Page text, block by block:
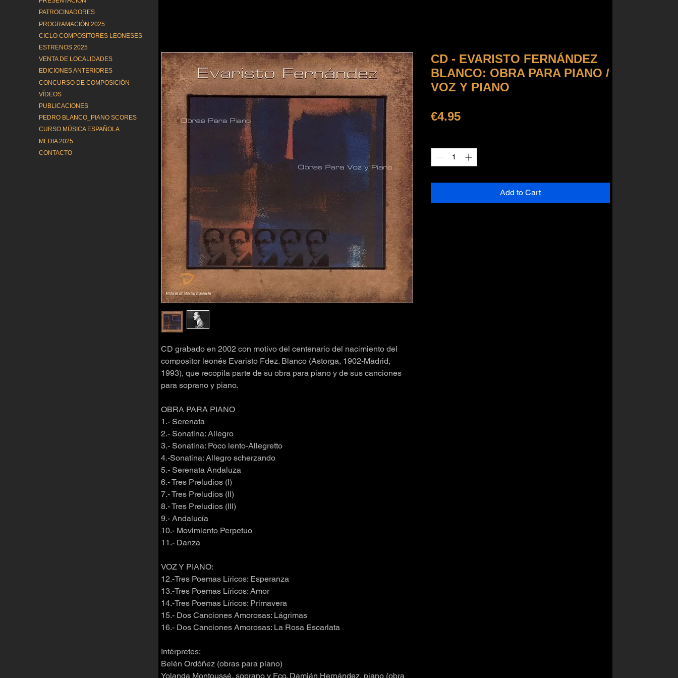
CD grabado en 2002 con motivo del centenario del nacimiento del
compositor leonés Evaristo Fdez. Blanco (Astorga, 1902-Madrid,
1993), que recopila parte de su obra para piano y de sus canciones
para soprano y piano.
OBRA PARA PIANO
1.- Serenata
2.- Sonatina: Allegro
3.- Sonatina: Poco lento-Allegretto
4.-Sonatina: Allegro scherzando
5.- Serenata Andaluza
6.- Tres Preludios (I)
7.- Tres Preludios (II)
8.- Tres Preludios (III)
9.- Andalucía
10.- Movimiento Perpetuo
11.- Danza
VOZ Y PIANO:
12.-Tres Poemas Líricos: Esperanza
13.-Tres Poemas Líricos: Amor
14.-Tres Poemas Líricos: Primavera
15.- Dos Canciones Amorosas: Lágrimas
16.- Dos Canciones Amorosas: La Rosa Escarlata
Intérpretes:
Belén Ordóñez (obras para piano)
Yolanda Montoussé, soprano y Fco. Damián Hernández, piano (obra
CD - EVARISTO FERNÁNDEZ
BLANCO: OBRA PARA PIANO /
VOZ Y PIANO
€4.95Price
Add to Cart
PATROCINADORES
PROGRAMACIÓN 2025
CICLO COMPOSITORES LEONESES
ESTRENOS 2025
VENTA DE LOCALIDADES
EDICIONES ANTERIORES
CONCURSO DE COMPOSICIÓN
VÍDEOS
PUBLICACIONES
PEDRO BLANCO_PIANO SCORES
CURSO MÚSICA ESPAÑOLA
MEDIA 2025
CONTACTO